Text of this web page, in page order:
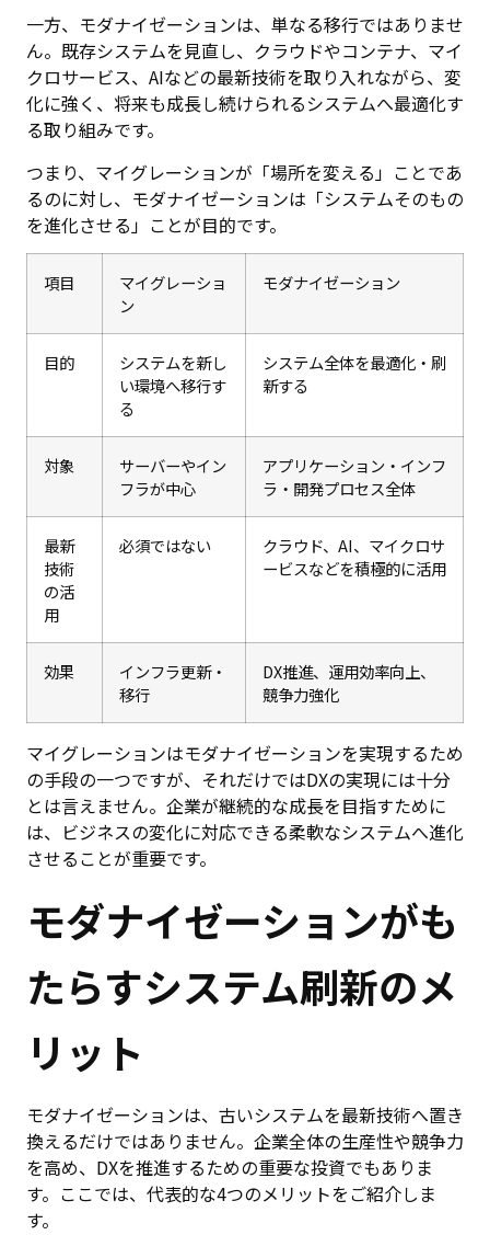
一方、モダナイゼーションは、単なる移行ではありませ
ん。既存システムを見直し、クラウドやコンテナ、マイ
クロサービス、AIなどの最新技術を取り入れながら、変
化に強く、将来も成長し続けられるシステムへ最適化す
る取り組みです。
つまり、マイグレーションが「場所を変える」ことであ
るのに対し、モダナイゼーションは「システムそのもの
を進化させる」ことが目的です。
項目
マイグレーショ
ン
モダナイゼーション
目的
システムを新し
い環境へ移行す
る
システム全体を最適化・刷
新する
対象
サーバーやイン
フラが中心
アプリケーション・インフ
ラ・開発プロセス全体
最新
技術
の活
用
必須ではない
クラウド、AI、マイクロサ
ービスなどを積極的に活用
効果
インフラ更新・
移行
DX推進、運用効率向上、
競争力強化
マイグレーションはモダナイゼーションを実現するため
の手段の一つですが、それだけではDXの実現には十分
とは言えません。企業が継続的な成長を目指すために
は、ビジネスの変化に対応できる柔軟なシステムへ進化
させることが重要です。
モダナイゼーションがも
たらすシステム刷新のメ
リット
モダナイゼーションは、古いシステムを最新技術へ置き
換えるだけではありません。企業全体の生産性や競争力
を高め、DXを推進するための重要な投資でもありま
す。ここでは、代表的な4つのメリットをご紹介しま
す。